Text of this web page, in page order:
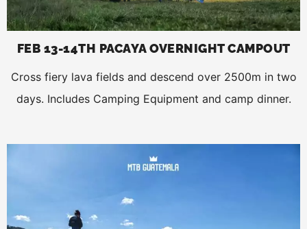
FEB 13-14TH PACAYA OVERNIGHT CAMPOUT
Cross fiery lava fields and descend over 2500m in two
days. Includes Camping Equipment and camp dinner.